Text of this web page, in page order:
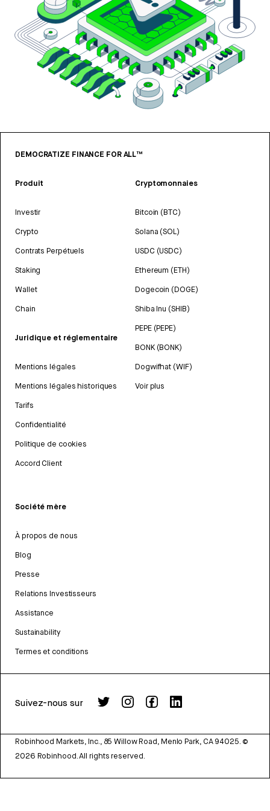
DEMOCRATIZE FINANCE FOR ALL™
Produit
Investir
Crypto
Contrats Perpétuels
Staking
Wallet
Chain
Juridique et réglementaire
Mentions légales
Mentions légales historiques
Tarifs
Confidentialité
Politique de cookies
Accord Client
Cryptomonnaies
Bitcoin (BTC)
Solana (SOL)
USDC (USDC)
Ethereum (ETH)
Dogecoin (DOGE)
Shiba Inu (SHIB)
PEPE (PEPE)
BONK (BONK)
Dogwifhat (WIF)
Voir plus
Société mère
À propos de nous
Blog
Presse
Relations Investisseurs
Assistance
Sustainability
Termes et conditions
Suivez-nous sur
Robinhood Markets, Inc., 85 Willow Road, Menlo Park, CA 94025. ©
2026 Robinhood. All rights reserved.